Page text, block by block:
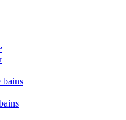
bains